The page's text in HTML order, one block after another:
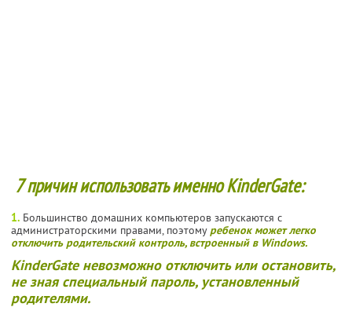
7 причин использовать именно KinderGate:
1. Большинство домашних компьютеров запускаются с
администраторскими правами, поэтому ребенок может легко
отключить родительский контроль, встроенный в Windows.
KinderGate невозможно отключить или остановить,
не зная специальный пароль, установленный
родителями.